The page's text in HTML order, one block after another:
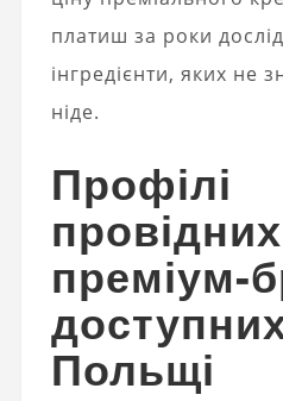
платиш за роки
інгредієнти, яких не
ніде.
Профілі
провідних
преміум-
Польщі